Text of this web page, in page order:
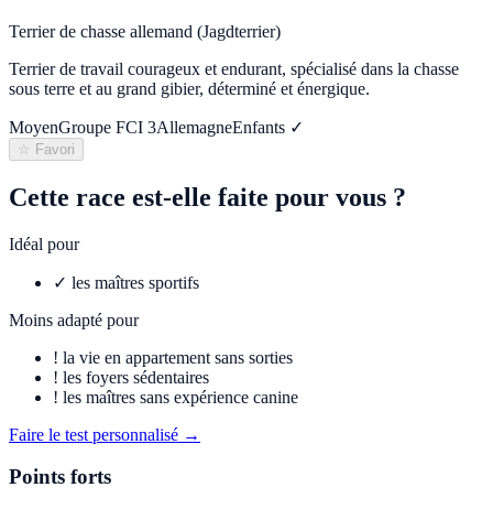
Terrier de chasse allemand (Jagdterrier)
Terrier de travail courageux et endurant, spécialisé dans la chasse
sous terre et au grand gibier, déterminé et énergique.
MoyenGroupe FCI 3AllemagneEnfants ✓
☆ Favori
Cette race est-elle faite pour vous ?
Idéal pour
✓ les maîtres sportifs
Moins adapté pour
! la vie en appartement sans sorties
! les foyers sédentaires
! les maîtres sans expérience canine
Faire le test personnalisé →
Points forts